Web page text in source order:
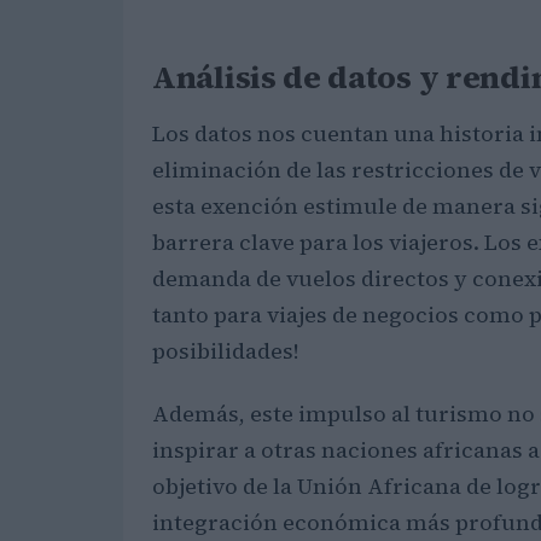
Análisis de datos y
Los datos nos cuentan una historia
eliminación de las restricciones de
esta exención estimule de manera
barrera clave para los viajeros. Los
demanda de vuelos directos y
tanto para viajes de negocios como
posibilidades!
Además, este impulso al turismo
inspirar a otras naciones africanas
objetivo de la Unión Africana de
integración económica más